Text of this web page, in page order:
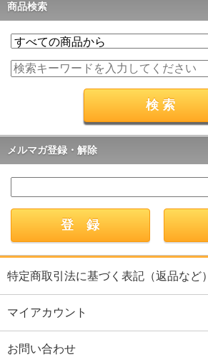
商品検索
メルマガ登録・解除
特定商取引法に基づく表記（返品など）
マイアカウント
お問い合わせ